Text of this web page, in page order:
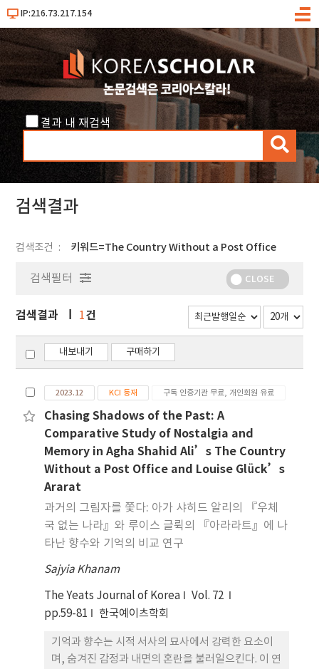
IP:216.73.217.154
메
결과 내 재검색
검
색
검색결과
검색조건 키워드=The Country Without a Post Office
검색필터 CLOSE
검색결과 1건
내보내기 구매하기
2023.12 KCI 등재 구독 인증기관 무료, 개인회원 유료
Chasing Shadows of the Past: A
Comparative Study of Nostalgia and
Memory in Agha Shahid Ali’s The Country
Without a Post Office and Louise Glück’s
Ararat
과거의 그림자를 쫓다: 아가 샤히드 알리의 『우체
국 없는 나라』와 루이스 글뤽의 『아라라트』에 나
타난 향수와 기억의 비교 연구
Sajyia Khanam
The Yeats Journal of Korea
Vol. 72
pp.59-81
한국예이츠학회
기억과 향수는 시적 서사의 묘사에서 강력한 요소이
며, 숨겨진 감정과 내면의 혼란을 불러일으킨다. 이 연